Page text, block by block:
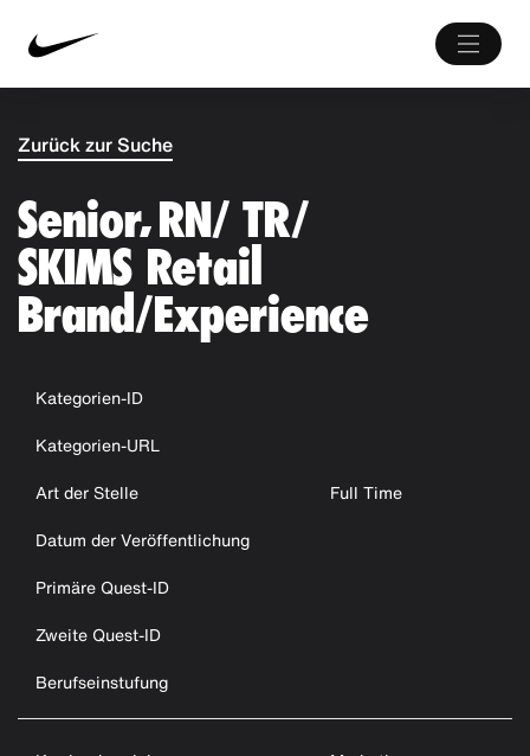
Zurück zur Suche
Senior, RN/ TR/
SKIMS Retail
Brand/Experience
Kategorien-ID
Kategorien-URL
Art der Stelle
Full Time
Datum der Veröffentlichung
Primäre Quest-ID
Zweite Quest-ID
Berufseinstufung